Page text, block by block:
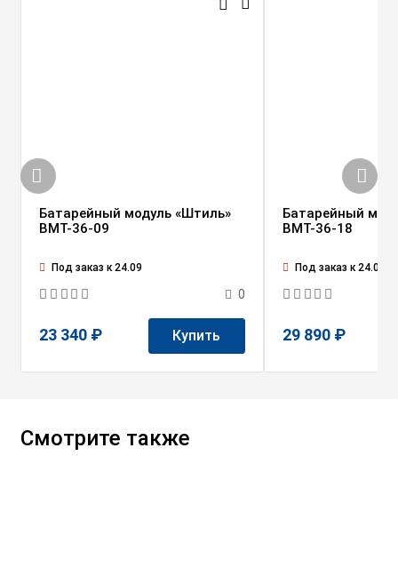
Батарейный модуль «Штиль»
BMT-36-09
Под заказ к 24.09
0
23 340 ₽ Купить
Батарейный
BMT-36-18
Под заказ к 24.09
29 890 ₽
Смотрите также